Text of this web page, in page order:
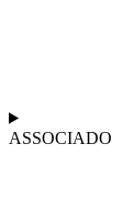
ASSOCIADO